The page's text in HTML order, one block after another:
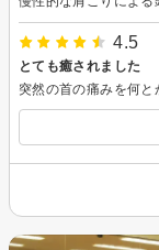
4.5
とても癒されました